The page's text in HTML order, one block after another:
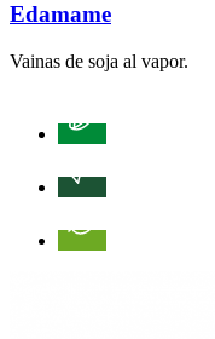
Edamame
Vainas de soja al vapor.